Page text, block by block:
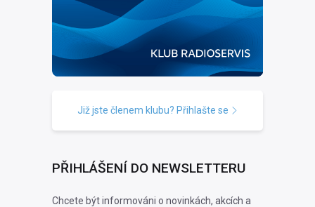
Již jste členem klubu? Přihlašte se
PŘIHLÁŠENÍ DO NEWSLETTERU
Chcete být informováni o novinkách, akcích a